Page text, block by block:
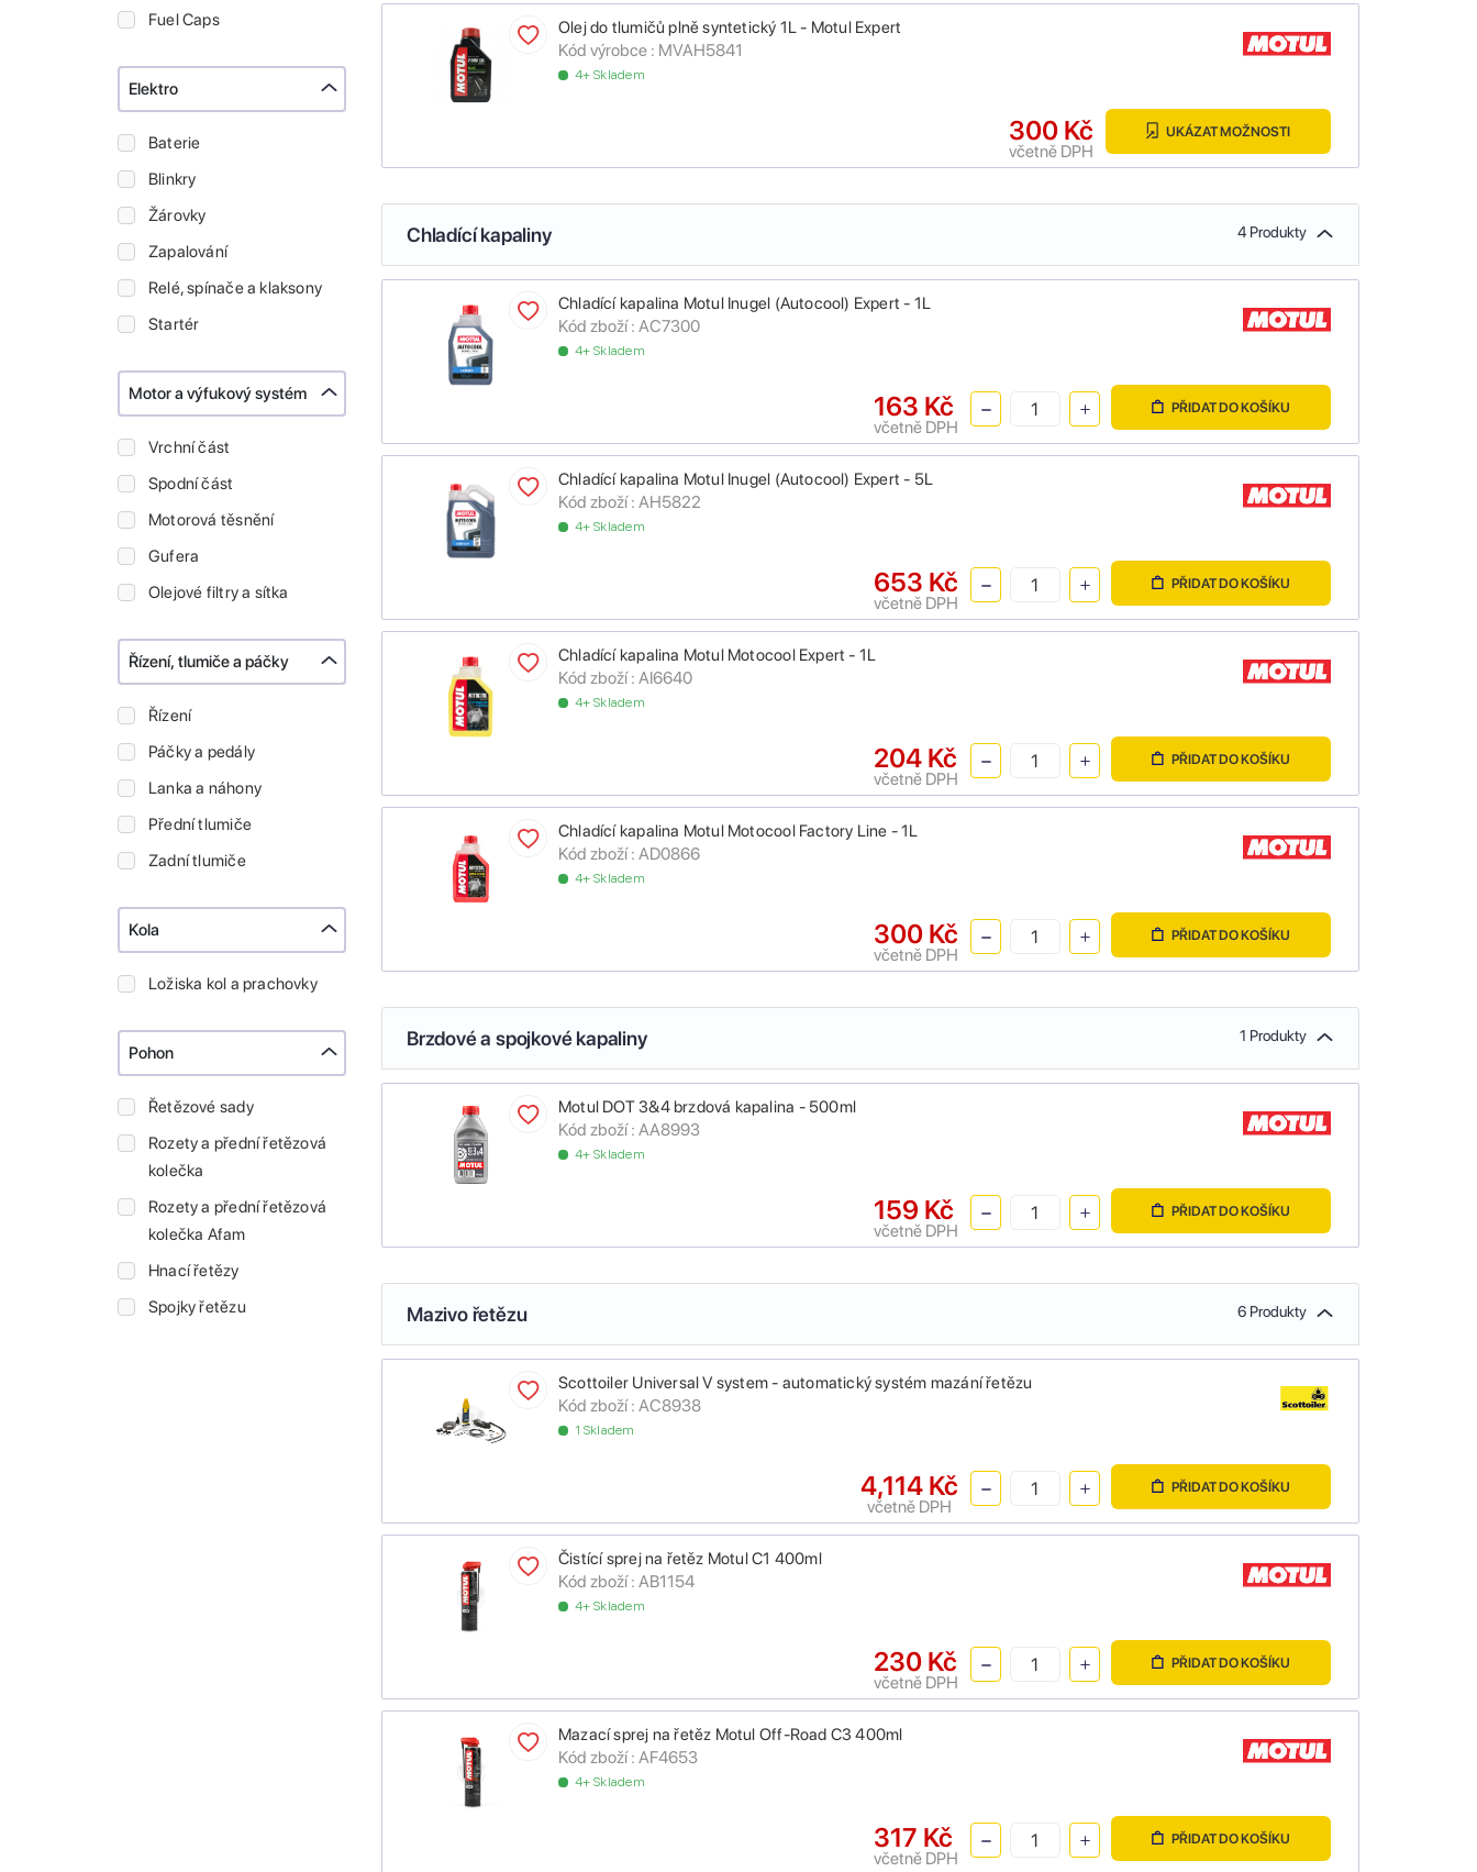
Fuel Caps
Elektro
Baterie
Blinkry
Žárovky
Zapalování
Relé, spínače a klaksony
Startér
Motor a výfukový systém
Vrchní část
Spodní část
Motorová těsnění
Gufera
Olejové filtry a sítka
Řízení, tlumiče a páčky
Řízení
Páčky a pedály
Lanka a náhony
Přední tlumiče
Zadní tlumiče
Kola
Ložiska kol a prachovky
Pohon
Řetězové sady
Rozety a přední řetězová
kolečka
Rozety a přední řetězová
kolečka Afam
Hnací řetězy
Spojky řetězu
Olej do tlumičů plně syntetický 1L - Motul Expert
Kód výrobce : MVAH5841
4+ Skladem
300 Kč
včetně DPH
UKÁZAT MOŽNOSTI
Chladící kapaliny 4 Produkty
Chladící kapalina Motul Inugel (Autocool) Expert - 1L
Kód zboží : AC7300
4+ Skladem
163 Kč
včetně DPH
PŘIDAT DO KOŠÍKU
Chladící kapalina Motul Inugel (Autocool) Expert - 5L
Kód zboží : AH5822
4+ Skladem
653 Kč
včetně DPH
PŘIDAT DO KOŠÍKU
Chladící kapalina Motul Motocool Expert - 1L
Kód zboží : AI6640
4+ Skladem
204 Kč
včetně DPH
PŘIDAT DO KOŠÍKU
Chladící kapalina Motul Motocool Factory Line - 1L
Kód zboží : AD0866
4+ Skladem
300 Kč
včetně DPH
PŘIDAT DO KOŠÍKU
Brzdové a spojkové kapaliny 1 Produkty
Motul DOT 3&4 brzdová kapalina - 500ml
Kód zboží : AA8993
4+ Skladem
159 Kč
včetně DPH
PŘIDAT DO KOŠÍKU
Mazivo řetězu 6 Produkty
Scottoiler Universal V system - automatický systém mazání řetězu
Kód zboží : AC8938
1 Skladem
4,114 Kč
včetně DPH
PŘIDAT DO KOŠÍKU
Čistící sprej na řetěz Motul C1 400ml
Kód zboží : AB1154
4+ Skladem
230 Kč
včetně DPH
PŘIDAT DO KOŠÍKU
Mazací sprej na řetěz Motul Off-Road C3 400ml
Kód zboží : AF4653
4+ Skladem
317 Kč
včetně DPH
PŘIDAT DO KOŠÍKU